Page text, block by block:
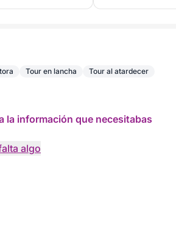
Tour en lancha Tour al atardecer
la información que necesitabas
algo